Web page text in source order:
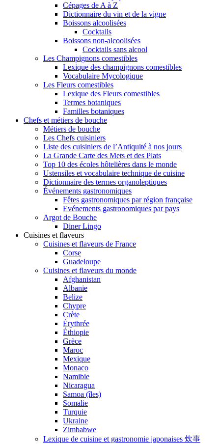
Cépages de A à Z
Dictionnaire du vin et de la vigne
Boissons alcoolisées
Cocktails
Boissons non-alcoolisées
Cocktails sans alcool
Les Champignons comestibles
Lexique des champignons comestibles
Vocabulaire Mycologique
Les Fleurs comestibles
Lexique des Fleurs comestibles
Termes botaniques
Familles botaniques
Chefs et métiers de bouche
Métiers de bouche
Les Chefs cuisiniers
Liste des cuisiniers de l’Antiquité à nos jours
La Grande Carte des Mets et des Plats
Top 10 des écoles hôtelières dans le monde
Ustensiles et vocabulaire technique de cuisine
Dictionnaire des termes organoleptiques
Événements gastronomiques
Fêtes gastronomiques par région française
Evénements gastronomiques par pays
Argot de Bouche
Diner Lingo
Cuisines et flaveurs
Cuisines et flaveurs de France
Corse
Guadeloupe
Cuisines et flaveurs du monde
Afghanistan
Albanie
Belize
Chypre
Crète
Érythrée
Éthiopie
Grèce
Maroc
Mexique
Monaco
Namibie
Nicaragua
Samoa (îles)
Somalie
Turquie
Ukraine
Zimbabwe
Lexique de cuisine et gastronomie japonaises 炊事